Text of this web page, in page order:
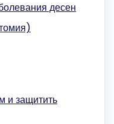
десен
и защитить